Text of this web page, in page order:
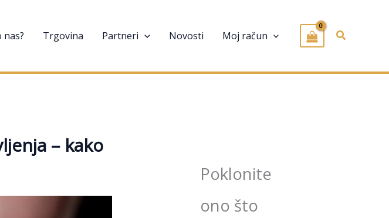
nas? Trgovina Partneri Novosti Moj račun
– kako
Poklonite
ono što